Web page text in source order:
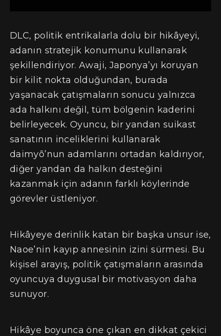
DLC, politik entrikalarla dolu bir hikâyeyi,
adanın stratejik konumunu kullanarak
şekillendiriyor. Awaji, Japonya’yı koruyan
bir kilit nokta olduğundan, burada
yaşanacak çatışmaların sonucu yalnızca
ada halkını değil, tüm bölgenin kaderini
belirleyecek. Oyuncu, bir yandan suikast
sanatının inceliklerini kullanarak
daimyō’nun adamlarını ortadan kaldırıyor,
diğer yandan da halkın desteğini
kazanmak için adanın farklı köylerinde
görevler üstleniyor.
Hikâyeye derinlik katan bir başka unsur ise,
Naoe’nin kayıp annesinin izini sürmesi. Bu
kişisel arayış, politik çatışmaların arasında
oyuncuya duygusal bir motivasyon daha
sunuyor.
Hikâye boyunca öne çıkan en dikkat çekici